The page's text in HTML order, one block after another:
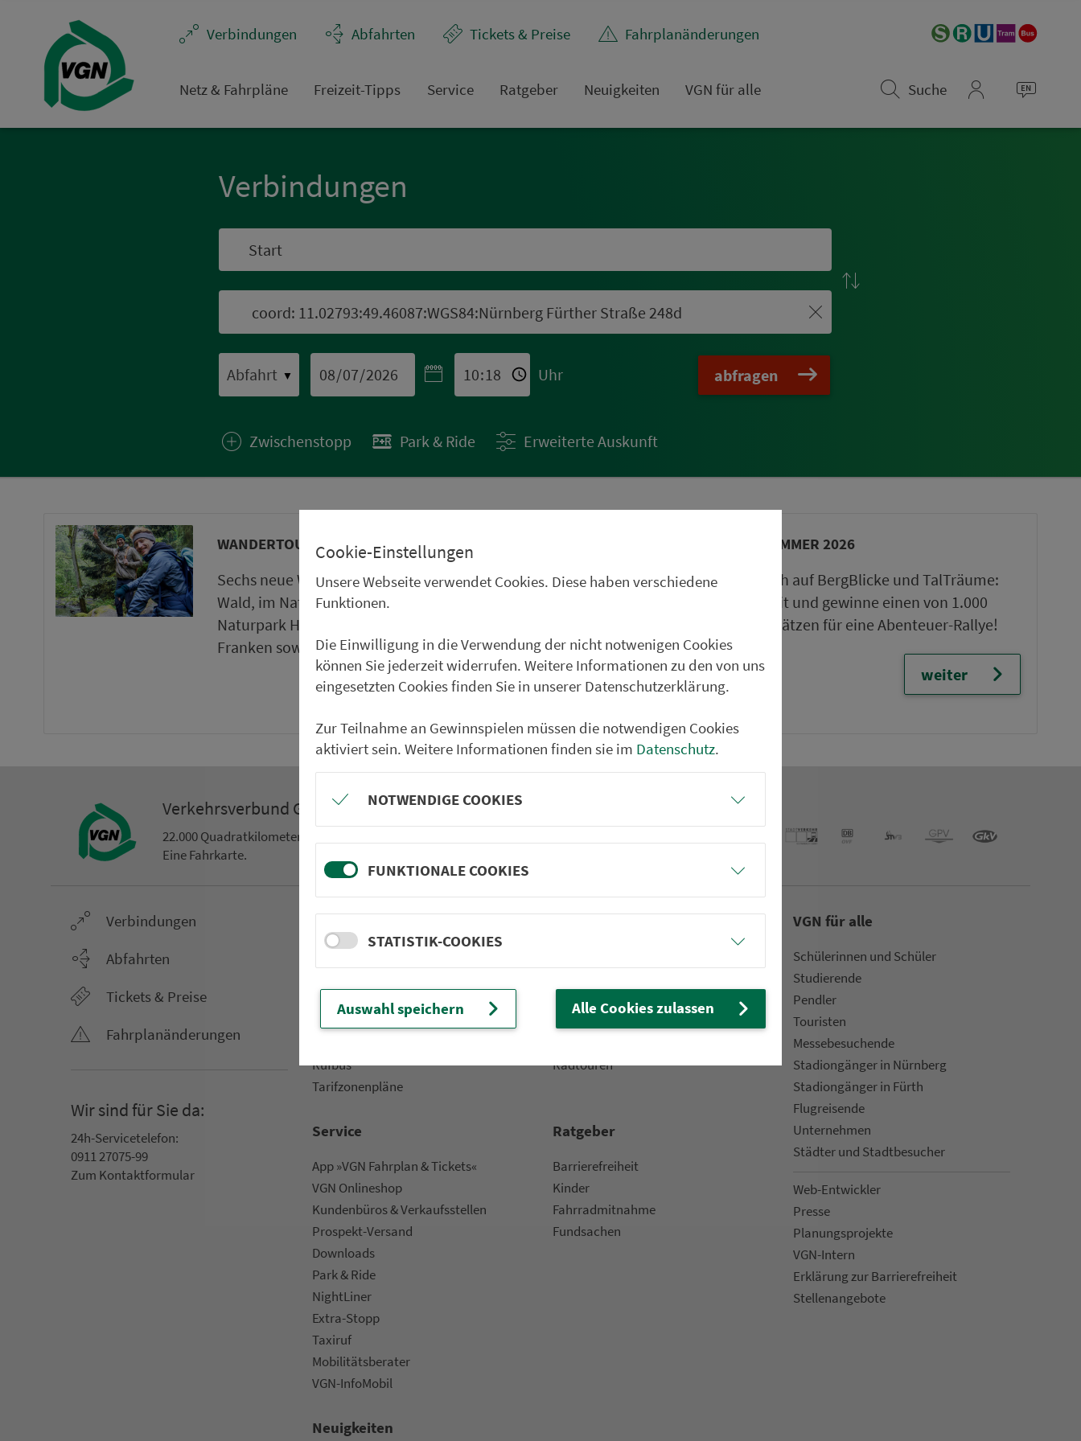
Ver­bin­dungen
Abfahrten Tickets & Preise Fahr­plan­ände­rungen
Netz & Fahrpläne Frei­zeit-Tipps Service Rat­ge­ber Neuigkeiten VGN für alle
Suche
Ver­bin­dungen
▼ Uhr abfragen
Zwischenstopp Park & Ride Erweiterte Auskunft
WANDERTOUREN UND STÄDTETIPPS
Sechs neue Wandertouren im Oberpfälzer
Wald, im Naturpark Frankenwald, im
Naturpark Haßberge und im Weinparadies
Franken sowie ein neuer Städtetipp in Roth.
weiter
VGN-SOMMER 2026
Freu dich auf BergBlicke und TalTräume:
Mach mit und gewinne einen von 1.000
Team-Plätzen für eine Abenteuer-Rallye!
weiter
Ver­kehrs­ver­bund Groß­raum Nürn­berg
22.000 Qua­drat­ki­lo­me­ter. 130 Ver­kehrs­un­ter­neh­men. 1.100 Linien.
Eine Fahr­kar­te.
Ver­bin­dungen
Abfahrten
Tickets & Preise
Fahr­plan­ände­rungen
Wir sind für Sie da:
24h-Ser­vice­te­le­fon:
0911 27075-99
Zum Kon­taktformular
Netz & Fahrpläne
AST-Aus­hang­fahr­plä­ne
Rufbus
Ta­rif­zo­nen­plä­ne
Frei­zeit-Tipps
Wandern
Radtouren
Service
App »VGN Fahrplan & Tickets«
VGN On­line­shop
Kun­den­bü­ros & Ver­kaufs­stel­len
Prospekt-Versand
Downloads
Park & Ride
NightLiner
Extra-Stopp
Taxiruf
Mo­bi­li­täts­be­ra­ter
VGN-InfoMobil
Rat­ge­ber
Bar­ri­e­re­frei­heit
Kinder
Fahr­rad­mit­nah­me
Fund­sachen
Neuigkeiten
VGN für alle
Schülerinnen und Schüler
Stu­die­rende
Pendler
Touristen
Mes­se­be­suchende
Sta­di­on­gän­ger in Nürn­berg
Sta­di­on­gän­ger in Fürth
Flug­rei­sen­de
Un­ter­neh­men
Städter und Stadt­be­su­cher
Web-Entwickler
Presse
Pla­nungs­pro­jekte
VGN-Intern
Erklärung zur Bar­ri­e­re­frei­heit
Stellenan­ge­bote
Cookie-Einstellungen
Unsere Webseite verwendet Cookies. Diese haben verschiedene
Funktionen.
Die Einwilligung in die Verwendung der nicht notwenigen Cookies
können Sie jederzeit widerrufen. Weitere Informationen zu den von uns
eingesetzten Cookies finden Sie in unserer Datenschutzerklärung.
Zur Teilnahme an Gewinnspielen müssen die notwendigen Cookies
aktiviert sein. Weitere Informationen finden sie im Datenschutz.
NOTWENDIGE COOKIES
FUNKTIONALE COOKIES
STATISTIK-COOKIES
Auswahl speichern Alle Cookies zulassen